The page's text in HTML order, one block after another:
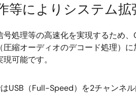
等によりシステム
処理等の高速化を実現するため
圧縮オーディオのデコード処理）
可能です。
USB（Full-Speed）を2チャンネ